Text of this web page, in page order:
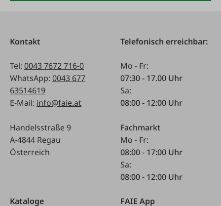
Kontakt
Tel: 0043 7672 716-0
WhatsApp: 0043 677
63514619
E-Mail: info@faie.at
Handelsstraße 9
A-4844 Regau
Österreich
Telefonisch erreichbar:
Mo - Fr:
07:30 - 17.00 Uhr
Sa:
08:00 - 12:00 Uhr
Fachmarkt
Mo - Fr:
08:00 - 17:00 Uhr
Sa:
08:00 - 12:00 Uhr
Kataloge
FAIE App